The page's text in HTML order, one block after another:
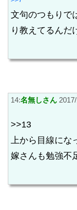
文句のつもりで
り教えてるんだ
14:名無しさん
>>13
上から目線にな
嫁さんも勉強不